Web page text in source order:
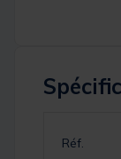
Réf.